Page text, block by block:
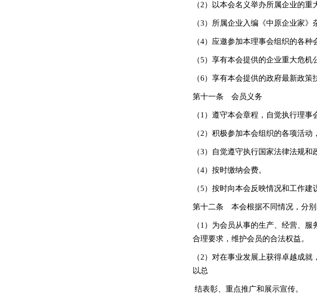
（2）以本会名义举办所属企业的
（3）所属企业入编《中原企业家
（4）应邀参加本理事会组织的各
（5）享有本会提供的企业重大危机
（6）享有本会提供的政府最新政
第十一条 会员义务
（1）遵守本会章程，自觉执行理
（2）积极参加本会组织的各项活
（3）自觉遵守执行国家法律法规和
（4）按时缴纳会费。
（5）按时向本会反映情况和工作建
第十二条 本会根据不同情况，分别
（1）为会员从事的生产、经营、
合理要求，维护会员的合法权益。
（2）对在事业发展上获得卓越成
以总
结表彰、重点推广和展示宣传。